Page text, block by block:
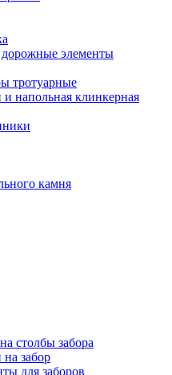
дорожные элементы
тротуарные
напольная клинкерная
камня
столбы забора
забор
для заборов